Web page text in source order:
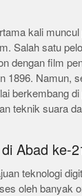
kali
Salah satu
dengan film
1896. Namun,
berkembang
teknik suara
Abad ke-
teknologi
oleh banyak